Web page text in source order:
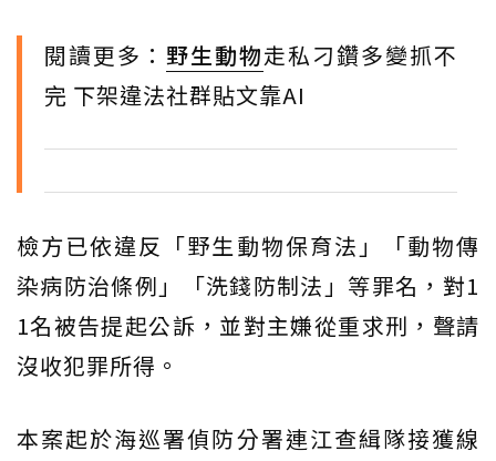
閱讀更多： 野生動物走私刁鑽多變抓不
完 下架違法社群貼文靠AI
檢方已依違反「野生動物保育法」「動物傳
染病防治條例」「洗錢防制法」等罪名，對1
1名被告提起公訴，並對主嫌從重求刑，聲請
沒收犯罪所得。
本案起於海巡署偵防分署連江查緝隊接獲線